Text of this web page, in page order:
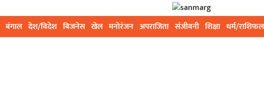
बंगाल देश/विदेश बिजनेस खेल मनोरंजन अपराजिता संजीवनी शिक्षा धर्म/राशिफल